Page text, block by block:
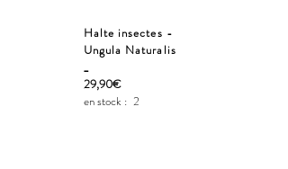
Halte insectes -
Ungula Naturalis
_
29,90€
en stock : 2